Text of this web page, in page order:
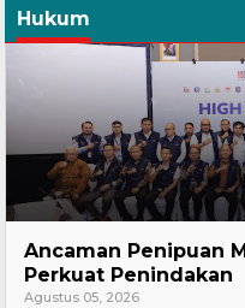
Hukum
Ancaman Penipuan
Perkuat Penindakan
Agustus 05, 2026